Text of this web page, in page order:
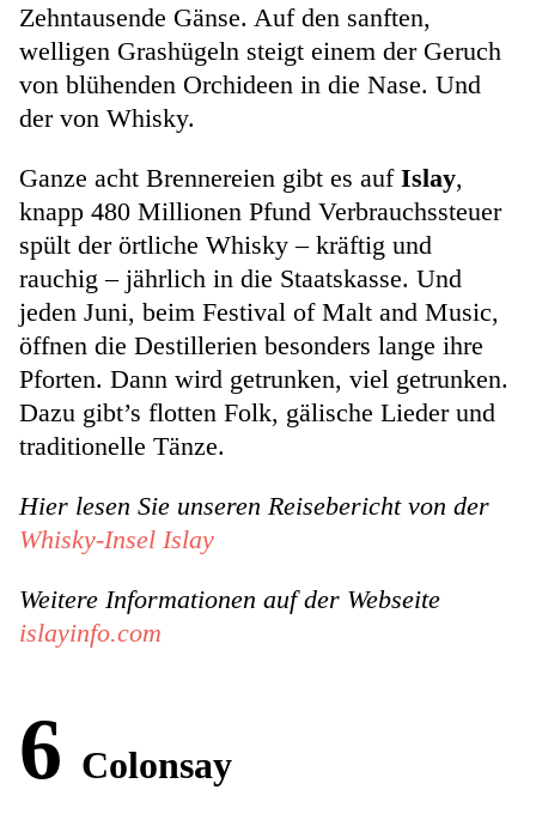
Zehntausende Gänse. Auf den sanften,
welligen Grashügeln steigt einem der Geruch
von blühenden Orchideen in die Nase. Und
der von Whisky.
Ganze acht Brennereien gibt es auf Islay,
knapp 480 Millionen Pfund Verbrauchssteuer
spült der örtliche Whisky – kräftig und
rauchig – jährlich in die Staatskasse. Und
jeden Juni, beim Festival of Malt and Music,
öffnen die Destillerien besonders lange ihre
Pforten. Dann wird getrunken, viel getrunken.
Dazu gibt’s flotten Folk, gälische Lieder und
traditionelle Tänze.
Hier lesen Sie unseren Reisebericht von der
Whisky-Insel Islay
Weitere Informationen auf der Webseite
islayinfo.com
6 Colonsay